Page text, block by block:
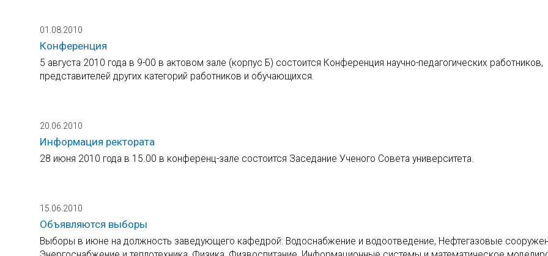
01.08.2010
Конференция
5 августа 2010 года в 9-00 в актовом зале (корпус Б) состоится Конференция научно-педагогических работников,
представителей других категорий работников и обучающихся.
20.06.2010
Информация ректората
28 июня 2010 года в 15.00 в конференц-зале состоится Заседание Ученого Совета университета.
15.06.2010
Объявляются выборы
Выборы в июне на должность заведующего кафедрой: Водоснабжение и водоотведение, Нефтегазовые